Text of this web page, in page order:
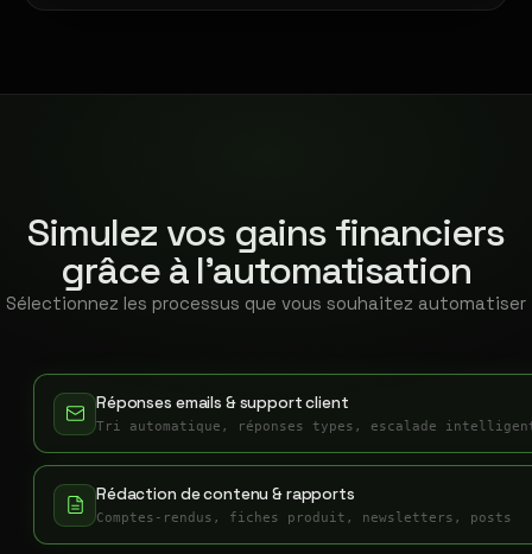
Simulez vos gains financiers
grâce à l'automatisation
Sélectionnez les processus que vous souhaitez automatiser
Réponses emails & support client
Tri automatique, réponses types, escalade
Rédaction de contenu & rapports
Comptes-rendus, fiches produit, newsletters, posts